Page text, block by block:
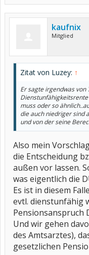
kaufnix
Mitglied
Zitat von Luzey: ↑
Er sagte irgendwas von
muss oder so
die auch niedriger sind
und von der seine
Also mein
die Entscheidung
außen vor lassen.
was eigentlich die
Es ist in diesem
evtl. dienstunfähig
Pensionsanspruch
Und wir gehen
des Amtsarztes),
gesetzlichen